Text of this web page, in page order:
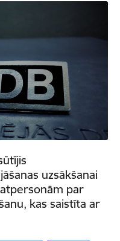
uzsākšanai
par
kas saistīta ar